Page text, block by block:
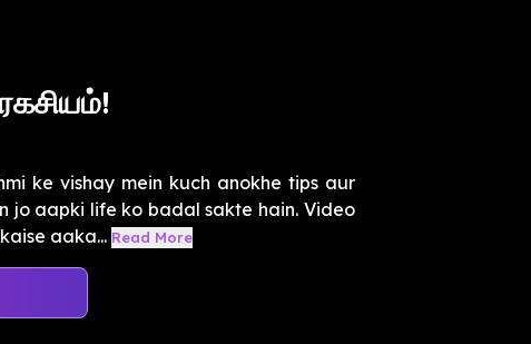
ke vishay mein kuch anokhe tips aur
jo aapki life ko badal sakte hain. Video
aaka... Read More